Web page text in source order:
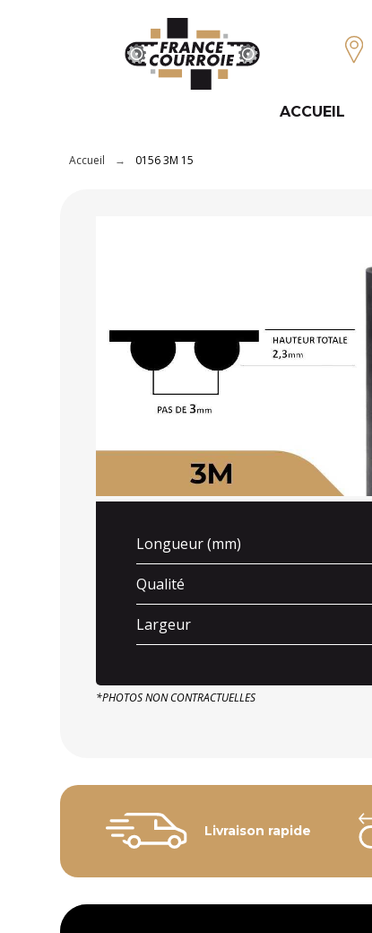
ACCUEIL
Accueil 0156 3M 15
Longueur (mm)
Qualité
Largeur
*PHOTOS NON CONTRACTUELLES
Livraison rapide